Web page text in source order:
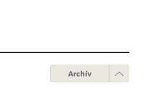
Archív